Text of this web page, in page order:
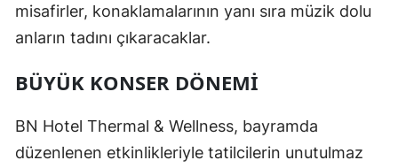
misafirler, konaklamalarının yanı sıra müzik dolu
anların tadını çıkaracaklar.
BÜYÜK KONSER DÖNEMI
BN Hotel Thermal & Wellness, bayramda
düzenlenen etkinlikleriyle tatilcilerin unutulmaz